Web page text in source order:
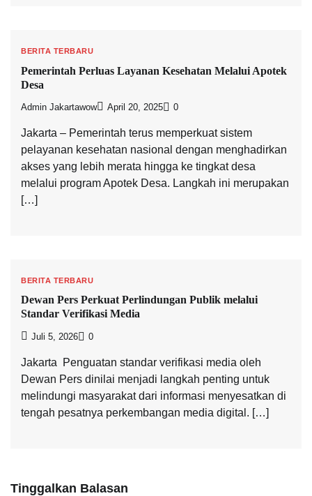
BERITA TERBARU
Pemerintah Perluas Layanan Kesehatan Melalui Apotek
Desa
Admin Jakartawow April 20, 2025 0
Jakarta – Pemerintah terus memperkuat sistem
pelayanan kesehatan nasional dengan menghadirkan
akses yang lebih merata hingga ke tingkat desa
melalui program Apotek Desa. Langkah ini merupakan
[…]
BERITA TERBARU
Dewan Pers Perkuat Perlindungan Publik melalui
Standar Verifikasi Media
Juli 5, 2026 0
Jakarta  Penguatan standar verifikasi media oleh
Dewan Pers dinilai menjadi langkah penting untuk
melindungi masyarakat dari informasi menyesatkan di
tengah pesatnya perkembangan media digital. […]
Tinggalkan Balasan